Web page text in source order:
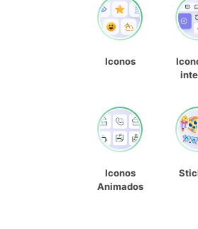
Iconos
Iconos
Animados